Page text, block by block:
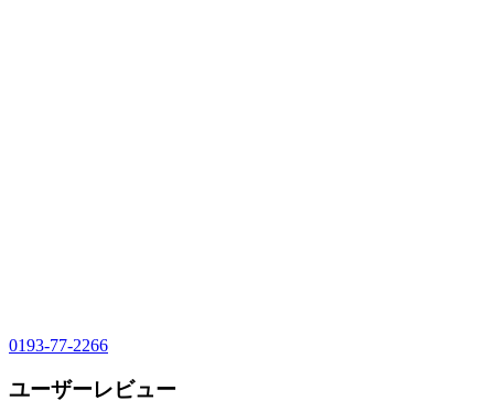
0193-77-2266
ユーザーレビュー